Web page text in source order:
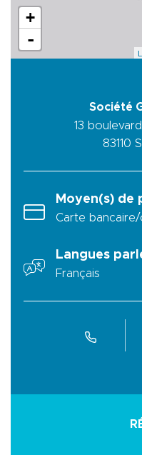
+
-
Société
13
83110
Moyen(s) de
Carte
Langues
Français